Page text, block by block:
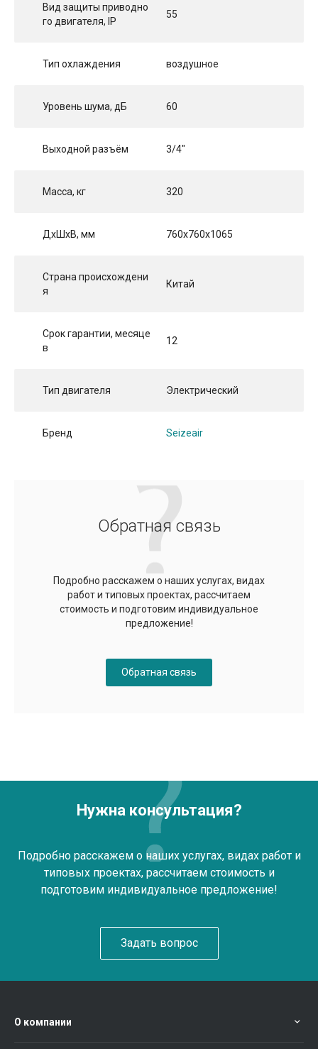
Вид защиты приводно
го двигателя, IP
55
Тип охлаждения воздушное
Уровень шума, дБ 60
Выходной разъём 3/4"
Масса, кг 320
ДхШхВ, мм 760x760x1065
Страна происхождени
я
Китай
Срок гарантии, месяце
в
12
Тип двигателя Электрический
Бренд Seizeair
Обратная связь
Подробно расскажем о наших услугах, видах
работ и типовых проектах, рассчитаем
стоимость и подготовим индивидуальное
предложение!
Обратная связь
Нужна консультация?
Подробно расскажем о наших услугах, видах работ и
типовых проектах, рассчитаем стоимость и
подготовим индивидуальное предложение!
Задать вопрос
О компании